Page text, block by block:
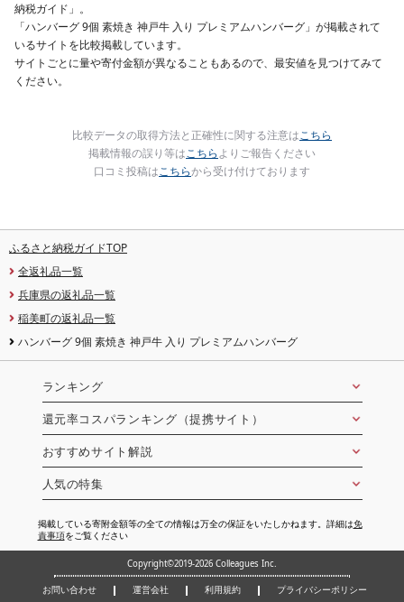
納税ガイド」。
「ハンバーグ 9個 素焼き 神戸牛 入り プレミアムハンバーグ」が掲載されて
いるサイトを比較掲載しています。
サイトごとに量や寄付金額が異なることもあるので、最安値を見つけてみて
ください。
比較データの取得方法と正確性に関する注意はこちら
掲載情報の誤り等はこちらよりご報告ください
口コミ投稿はこちらから受け付けております
ふるさと納税ガイドTOP
全返礼品一覧
兵庫県の返礼品一覧
稲美町の返礼品一覧
ハンバーグ 9個 素焼き 神戸牛 入り プレミアムハンバーグ
ランキング
還元率コスパランキング（提携サイト）
おすすめサイト解説
人気の特集
掲載している寄附金額等の全ての情報は万全の保証をいたしかねます。詳細は免
責事項をご覧ください
Copyright©2019-2026 Colleagues Inc.
お問い合わせ 運営会社 利用規約 プライバシーポリシー